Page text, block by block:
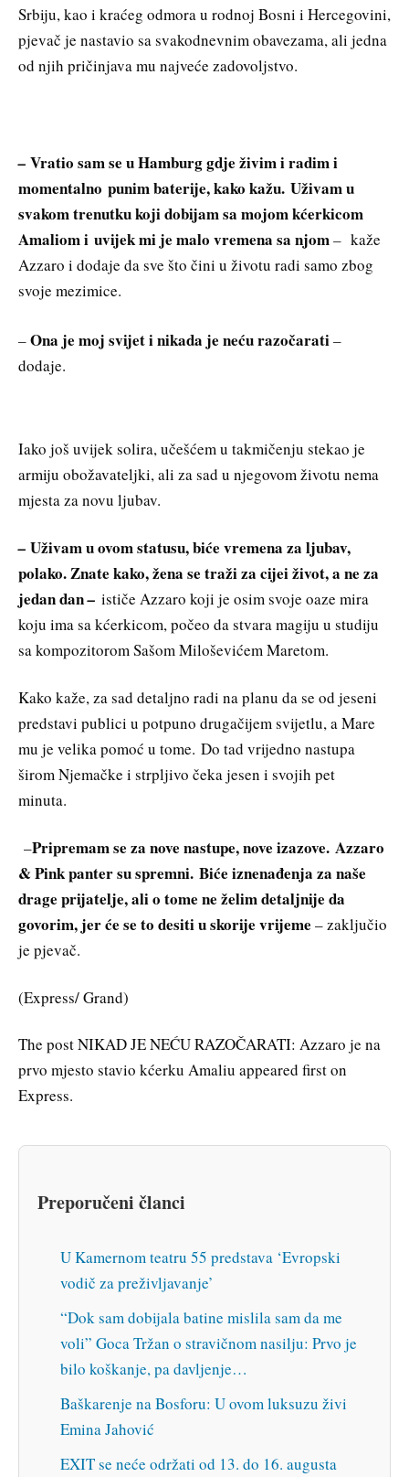
Srbiju, kao i kraćeg odmora u rodnoj Bosni i Hercegovini,
pjevač je nastavio sa svakodnevnim obavezama, ali jedna
od njih pričinjava mu najveće zadovoljstvo.
– Vratio sam se u Hamburg gdje živim i radim i
momentalno punim baterije, kako kažu. Uživam u
svakom trenutku koji dobijam sa mojom kćerkicom
Amaliom i uvijek mi je malo vremena sa njom– kaže
Azzaro i dodaje da sve što čini u životu radi samo zbog
svoje mezimice.
–Ona je moj svijet i nikada je neću razočarati–
dodaje.
Iako još uvijek solira, učešćem u takmičenju stekao je
armiju obožavateljki, ali za sad u njegovom životu nema
mjesta za novu ljubav.
– Uživam u ovom statusu, biće vremena za ljubav,
polako. Znate kako, žena se traži za cijei život, a ne za
jedan dan– ističe Azzaro koji je osim svoje oaze mira
koju ima sa kćerkicom, počeo da stvara magiju u studiju
sa kompozitorom Sašom Miloševićem Maretom.
Kako kaže, za sad detaljno radi na planu da se od jeseni
predstavi publici u potpuno drugačijem svijetlu, a Mare
mu je velika pomoć u tome. Do tad vrijedno nastupa
širom Njemačke i strpljivo čeka jesen i svojih pet
minuta.
–Pripremam se za nove nastupe, nove izazove. Azzaro
& Pink panter su spremni. Biće iznenađenja za naše
drage prijatelje, ali o tome ne želim detaljnije da
govorim, jer će se to desiti u skorije vrijeme – zaključio
je pjevač.
(Express/ Grand)
The post NIKAD JE NEĆU RAZOČARATI: Azzaro je na
prvo mjesto stavio kćerku Amaliu appeared first on
Express.
Preporučeni članci
U Kamernom teatru 55 predstava ‘Evropski
vodič za preživljavanje’
“Dok sam dobijala batine mislila sam da me
voli” Goca Tržan o stravičnom nasilju: Prvo je
bilo koškanje, pa davljenje…
Baškarenje na Bosforu: U ovom luksuzu živi
Emina Jahović
EXIT se neće održati od 13. do 16. augusta